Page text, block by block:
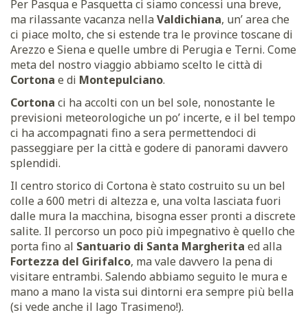
Per Pasqua e Pasquetta ci siamo concessi una breve,
ma rilassante vacanza nellaValdichiana, un’ area che
ci piace molto, che si estende tra le province toscane di
Arezzo e Siena e quelle umbre di Perugia e Terni. Come
meta del nostro viaggio abbiamo scelto le città di
Cortona e di Montepulciano.
Cortona ci ha accolti con un bel sole, nonostante le
previsioni meteorologiche un po’ incerte, e il bel tempo
ci ha accompagnati fino a sera permettendoci di
passeggiare per la città e godere di panorami davvero
splendidi.
Il centro storico di Cortona è stato costruito su un bel
colle a 600 metri di altezza e, una volta lasciata fuori
dalle mura la macchina, bisogna esser pronti a discrete
salite. Il percorso un poco più impegnativo è quello che
porta fino al Santuario di Santa Margherita ed alla
Fortezza del Girifalco, ma vale davvero la pena di
visitare entrambi. Salendo abbiamo seguito le mura e
mano a mano la vista sui dintorni era sempre più bella
(si vede anche il lago Trasimeno!).